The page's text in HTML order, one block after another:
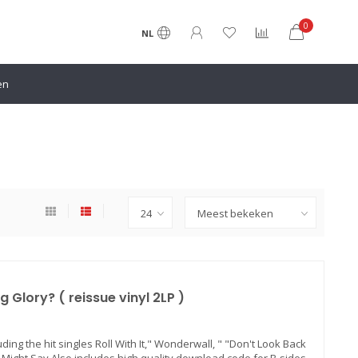
NL
0
Glory? ( reissue vinyl 2LP )
the hit singles Roll With It," Wonderwall, " "Don't Look Back